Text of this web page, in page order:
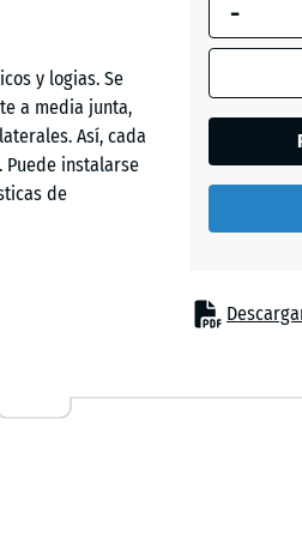
y logias. Se
a media junta,
Así, cada
Puede instalarse
de
tránsito descalzo.
gris
enmarcada
utiliza para
el cálculo
(salvo que
contrario
50
-